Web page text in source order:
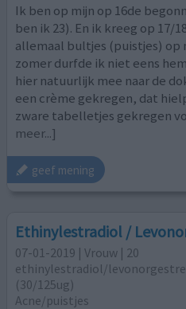
Ik ben op mijn op 16de
ben ik 23). En ik kreeg op 17/
allemaal bultjes (puistjes) op
zomer durfde ik niet eens
hier natuurlijk mee naar de
een crème gekregen, dat
zware tabelletjes gekregen
meer...]
geef mening
Ethinylestradiol /
07-01-2019 | Vrouw | 20
ethinylestradiol/
(30/125ug)
Acne/puistjes